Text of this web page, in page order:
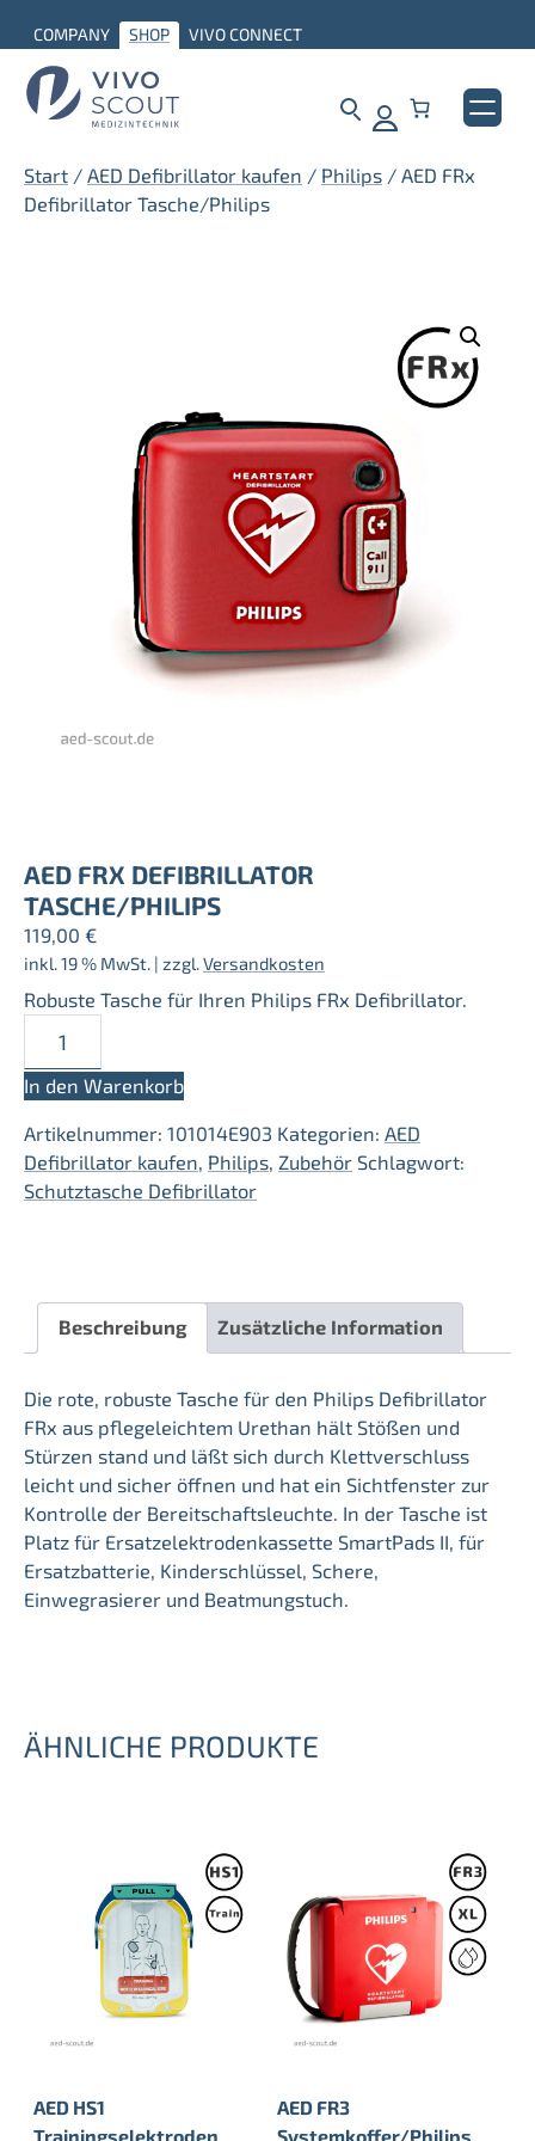
Inhalt
springen
COMPANY SHOP VIVO CONNECT
Start / AED Defibrillator kaufen / Philips / AED FRx
Defibrillator Tasche/Philips
AED FRX DEFIBRILLATOR
TASCHE/PHILIPS
119,00 €
inkl. 19 % MwSt. | zzgl.Versandkosten
Robuste Tasche für Ihren Philips FRx Defibrillator.
Defibrillator
Menge
In den Warenkorb
Artikelnummer: 101014E903 Kategorien: AED
Defibrillator kaufen, Philips, Zubehör Schlagwort:
Schutztasche Defibrillator
Beschreibung Zusätzliche Information
Die rote, robuste Tasche für den Philips Defibrillator
FRx aus pflegeleichtem Urethan hält Stößen und
Stürzen stand und läßt sich durch Klettverschluss
leicht und sicher öffnen und hat ein Sichtfenster zur
Kontrolle der Bereitschaftsleuchte. In der Tasche ist
Platz für Ersatzelektrodenkassette SmartPads II, für
Ersatzbatterie, Kinderschlüssel, Schere,
Einwegrasierer und Beatmungstuch.
ÄHNLICHE PRODUKTE
AED HS1
Trainingselektroden
AED FR3
Systemkoffer/Philips